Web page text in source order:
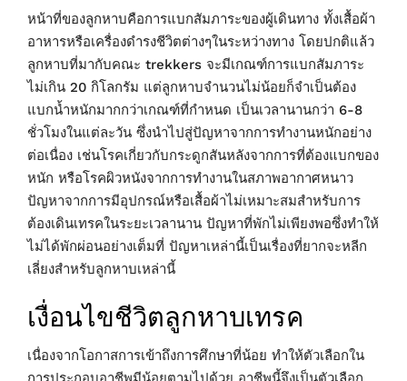
หน้าที่ของลูกหาบคือการแบกสัมภาระของผู้เดินทาง ทั้งเสื้อผ้า
อาหารหรือเครื่องดำรงชีวิตต่างๆในระหว่างทาง โดยปกติแล้ว
ลูกหาบที่มากับคณะ trekkers จะมีเกณฑ์การแบกสัมภาระ
ไม่เกิน 20 กิโลกรัม แต่ลูกหาบจำนวนไม่น้อยก็จำเป็นต้อง
แบกน้ำหนักมากกว่าเกณฑ์ที่กำหนด เป็นเวลานานกว่า 6-8
ชั่วโมงในแต่ละวัน ซึ่งนำไปสู่ปัญหาจากการทำงานหนักอย่าง
ต่อเนื่อง เช่นโรคเกี่ยวกับกระดูกสันหลังจากการที่ต้องแบกของ
หนัก หรือโรคผิวหนังจากการทำงานในสภาพอากาศหนาว
ปัญหาจากการมีอุปกรณ์หรือเสื้อผ้าไม่เหมาะสมสำหรับการ
ต้องเดินเทรคในระยะเวลานาน ปัญหาที่พักไม่เพียงพอซึ่งทำให้
ไม่ได้พักผ่อนอย่างเต็มที่ ปัญหาเหล่านี้เป็นเรื่องที่ยากจะหลีก
เลี่ยงสำหรับลูกหาบเหล่านี้
เงื่อนไขชีวิตลูกหาบเทรค
เนื่องจากโอกาสการเข้าถึงการศึกษาที่น้อย ทำให้ตัวเลือกใน